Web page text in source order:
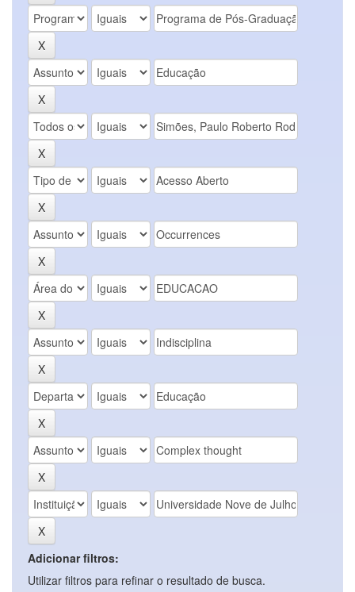
Adicionar filtros:
Utilizar filtros para refinar o resultado de busca.